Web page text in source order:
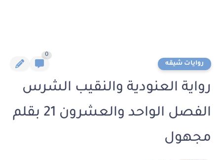
روايات شيقه
0
رواية العنودية والنقيب الشرس
الفصل الواحد والعشرون 21 بقلم
مجهول